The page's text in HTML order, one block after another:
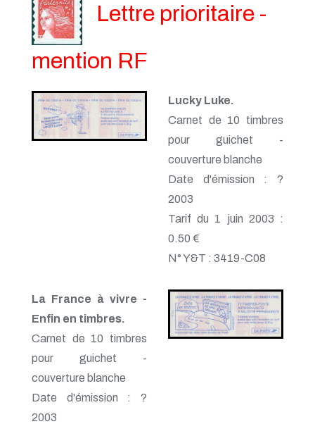
Lettre prioritaire -
mention RF
Lucky Luke.
Carnet de 10 timbres
pour guichet -
couverture blanche
Date d'émission : ?
2003
Tarif du 1 juin 2003 :
0.50 €
N° Y&T : 3419-C08
La France à vivre -
Enfin en timbres.
Carnet de 10 timbres
pour guichet -
couverture blanche
Date d'émission : ?
2003